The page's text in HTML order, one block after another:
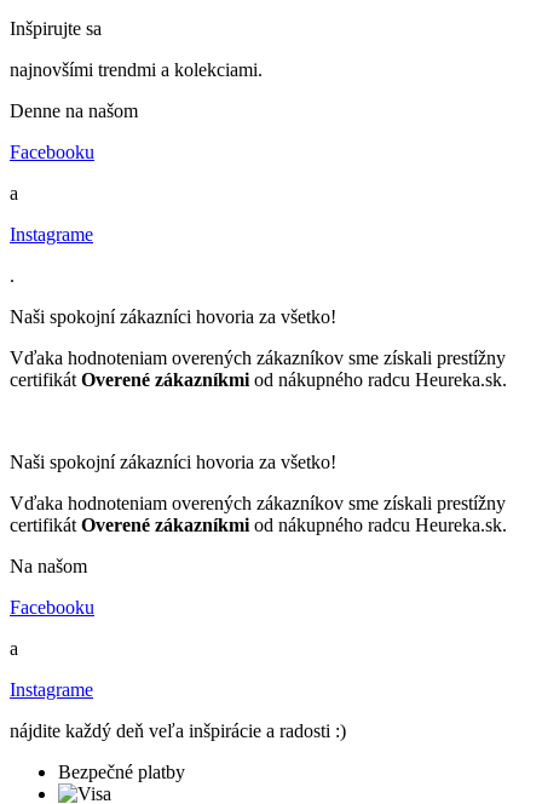
Inšpirujte sa
najnovšími trendmi a kolekciami.
Denne na našom
Facebooku
a
Instagrame
.
Naši spokojní zákazníci hovoria za všetko!
Vďaka hodnoteniam overených zákazníkov sme získali prestížny
certifikát Overené zákazníkmi od nákupného radcu Heureka.sk.
Naši spokojní zákazníci hovoria za všetko!
Vďaka hodnoteniam overených zákazníkov sme získali prestížny
certifikát Overené zákazníkmi od nákupného radcu Heureka.sk.
Na našom
Facebooku
a
Instagrame
nájdite každý deň veľa inšpirácie a radosti :)
Bezpečné platby